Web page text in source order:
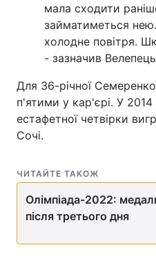
мала сходити
займатиметься нею.
холодне повітря.
- зазначив
Для 36-річної Семеренко
п'ятими у кар'єрі. У 2014
естафетної четвірки
Сочі.
ЧИТАЙТЕ ТАКОЖ
Олімпіада-2022:
після третього дня